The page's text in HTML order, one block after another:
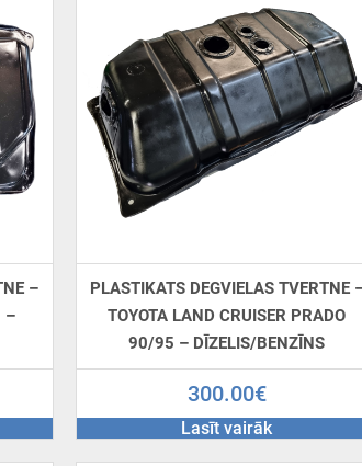
–
–
PLASTIKATS DEGVIELAS TVERTNE
TOYOTA LAND CRUISER PRADO
90/95 – DĪZELIS/BENZĪNS
300.00€
Lasīt vairāk